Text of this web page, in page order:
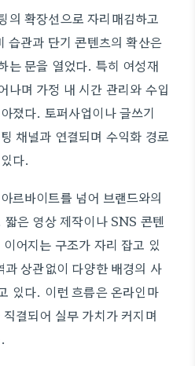
의 확장선으로 자리매김하고
습관과 단기 콘텐츠의 확산은
는 문을 열었다. 특히 여성재
나며 가정 내 시간 관리와 수입
졌다. 토퍼사업이나 글쓰기
채널과 연결되며 수익화 경로
다.
르바이트를 넘어 브랜드와의
은 영상 제작이나 SNS 콘텐
어지는 구조가 자리 잡고 있
상관없이 다양한 배경의 사
있다. 이런 흐름은 온라인마
결되어 실무 가치가 커지며